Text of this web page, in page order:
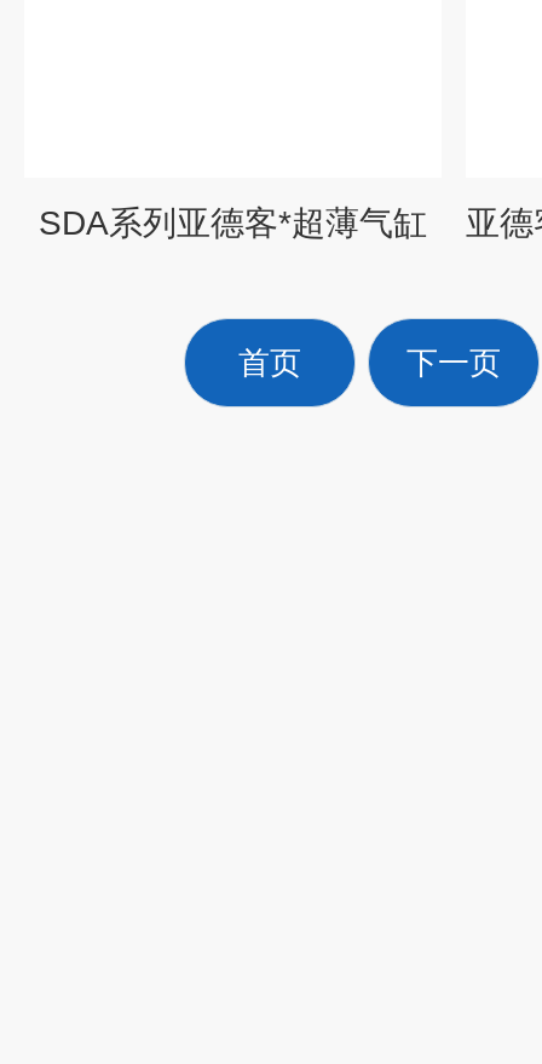
SDA系列亚德客*超薄气缸
首页 下一页